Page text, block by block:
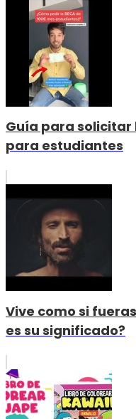
Guía para solicitar
para estudiantes
Vive como si
es su significado?